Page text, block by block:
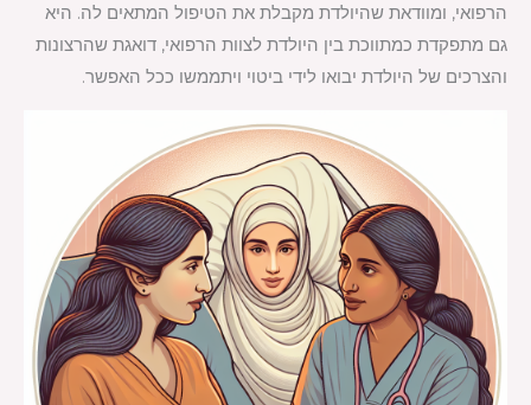
הרפואי, ומוודאת שהיולדת מקבלת את הטיפול המתאים לה. היא
גם מתפקדת כמתווכת בין היולדת לצוות הרפואי, דואגת שהרצונות
והצרכים של היולדת יבואו לידי ביטוי ויתממשו ככל האפשר.